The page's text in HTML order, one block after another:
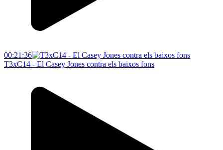
00:21:36
T3xC14 - El Casey Jones contra els baixos fons